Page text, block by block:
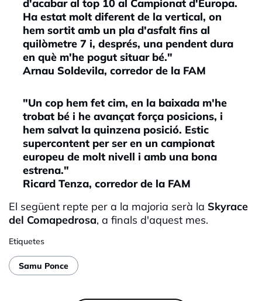
d'acabar al top 10 al Campionat d'Europa.
Ha estat molt diferent de la vertical, on
hem sortit amb un pla d'asfalt fins al
quilòmetre 7 i, després, una pendent dura
en què m'he pogut situar bé."
Arnau Soldevila, corredor de la FAM
"Un cop hem fet cim, en la baixada m'he
trobat bé i he avançat força posicions, i
hem salvat la quinzena posició. Estic
supercontent per ser en un campionat
europeu de molt nivell i amb una bona
estrena."
Ricard Tenza, corredor de la FAM
El següent repte per a la majoria serà la Skyrace
del Comapedrosa, a finals d'aquest mes.
Etiquetes
Samu Ponce